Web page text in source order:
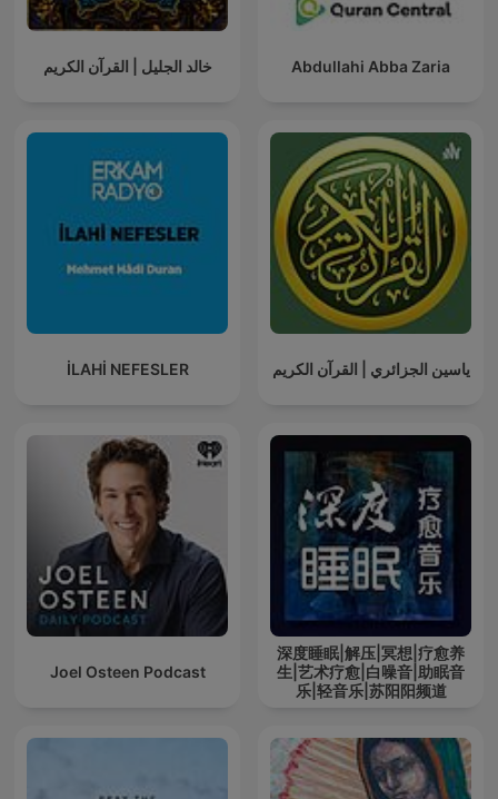
خالد الجليل | القرآن الكريم Abdullahi Abba Zaria
İLAHİ NEFESLER ياسين الجزائري | القرآن الكريم
Joel Osteen Podcast
深度睡眠|解压|冥想|疗愈养
生|艺术疗愈|白噪音|助眠音
乐|轻音乐|苏阳阳频道